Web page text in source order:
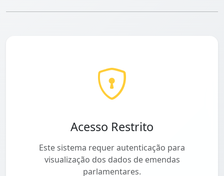
Acesso Restrito
Este sistema requer autenticação para
visualização dos dados de emendas
parlamentares.